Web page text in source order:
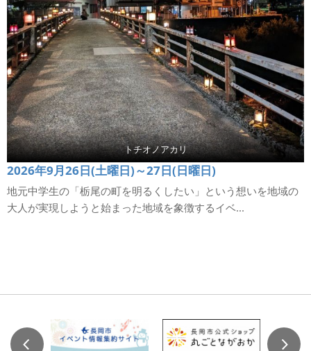
トチオノアカリ
2026年9月26日(土曜日)～27日(日曜日)
地元中学生の「栃尾の町を明るくしたい」という想いを地域の
大人が実現しようと始まった地域を象徴するイベ...